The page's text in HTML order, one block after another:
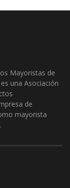
Mayoristas de
una Asociación
de
mayorista